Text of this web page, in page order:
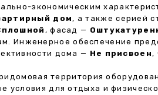
экономическим
дом, а также серией
, фасад —
Инженерное обеспечение
дома — Не присвоен,
территория
условия для отдыха и